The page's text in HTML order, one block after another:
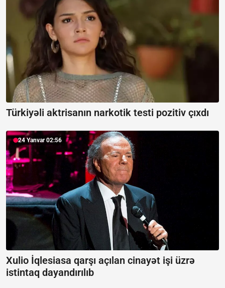
Türkiyəli aktrisanın narkotik testi pozitiv çıxdı
24 Yanvar 02:56
Xulio İqlesiasa qarşı açılan cinayət işi üzrə
istintaq dayandırılıb